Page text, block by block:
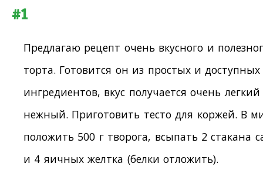
#1
Предлагаю рецепт очень вкусного и
торта. Готовится он из простых и доступных
ингредиентов, вкус получается очень
нежный. Приготовить тесто для коржей. В
положить 500 г творога, всыпать 2 стакана
и 4 яичных желтка (белки отложить).